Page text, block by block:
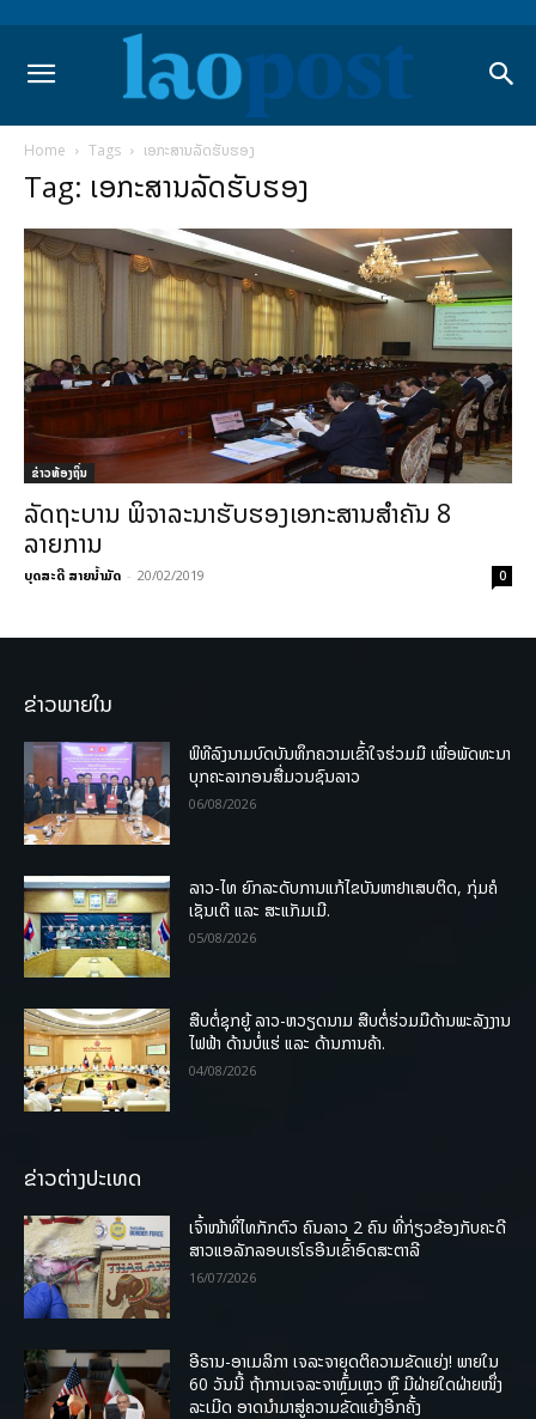
Home Tags ເອກະສານລັດຮັບຮອງ
Tag: ເອກະສານລັດຮັບຮອງ
ຂ່າວທ້ອງຖິ່ນ
ລັດຖະບານ ພິຈາລະນາຮັບຮອງເອກະສານສຳຄັນ 8
ລາຍການ
ບຸດສະດີ ສາຍນ້ຳມັດ - 20/02/2019 0
ຂ່າວພາຍໃນ
ພິທີລົງນາມບົດບັນທຶກຄວາມເຂົ້າໃຈຮ່ວມມື ເພື່ອພັດທະນາ
ບຸກຄະລາກອນສື່ມວນຊົນລາວ
06/08/2026
ລາວ-ໄທ ຍົກລະດັບການແກ້ໄຂບັນຫາຢາເສບຕິດ, ກຸ່ມຄໍ
ເຊັນເຕີ ແລະ ສະແກັມເມີ.
05/08/2026
ສືບຕໍ່ຊຸກຍູ້ ລາວ-ຫວຽດນາມ ສືບຕໍ່ຮ່ວມມືດ້ານພະລັງງານ
ໄຟຟ້າ ດ້ານບໍ່ແຮ່ ແລະ ດ້ານການຄ້າ.
04/08/2026
ຂ່າວຕ່າງປະເທດ
ເຈົ້າໜ້າທີ່ໄທກັກຕົວ ຄົນລາວ 2 ຄົນ ທີ່ກ່ຽວຂ້ອງກັບຄະດີ
ສາວແອລັກລອບເຮໂຣອີນເຂົ້າອົດສະຕາລີ
16/07/2026
ອີຣານ-ອາເມລິກາ ເຈລະຈາຍຸດຕິຄວາມຂັດແຍ່ງ! ພາຍໃນ
60 ວັນນີ້ ຖ້າການເຈລະຈາຫຼົ້ມເຫຼວ ຫຼື ມີຝ່າຍໃດຝ່າຍໜຶ່ງ
ລະເມີດ ອາດນໍາມາສູ່ຄວາມຂັດແຍ້ງອີກຄັ້ງ